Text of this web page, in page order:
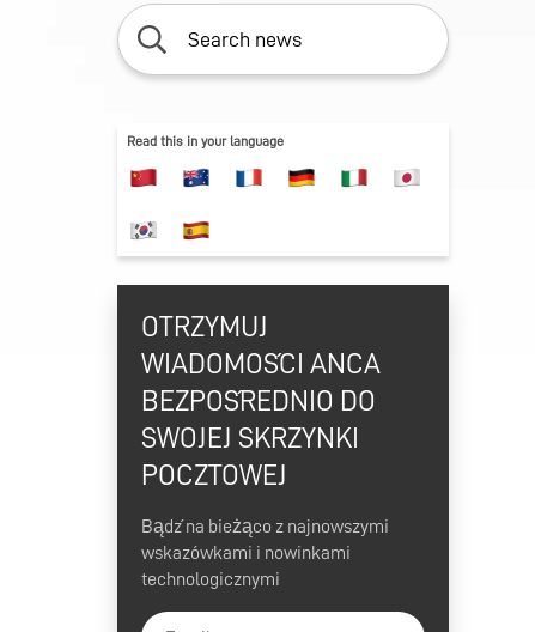
Read this in your language
OTRZYMUJ
WIADOMOŚCI ANCA
BEZPOŚREDNIO DO
SWOJEJ SKRZYNKI
POCZTOWEJ
Bądź na bieżąco z najnowszymi
wskazówkami i nowinkami
technologicznymi